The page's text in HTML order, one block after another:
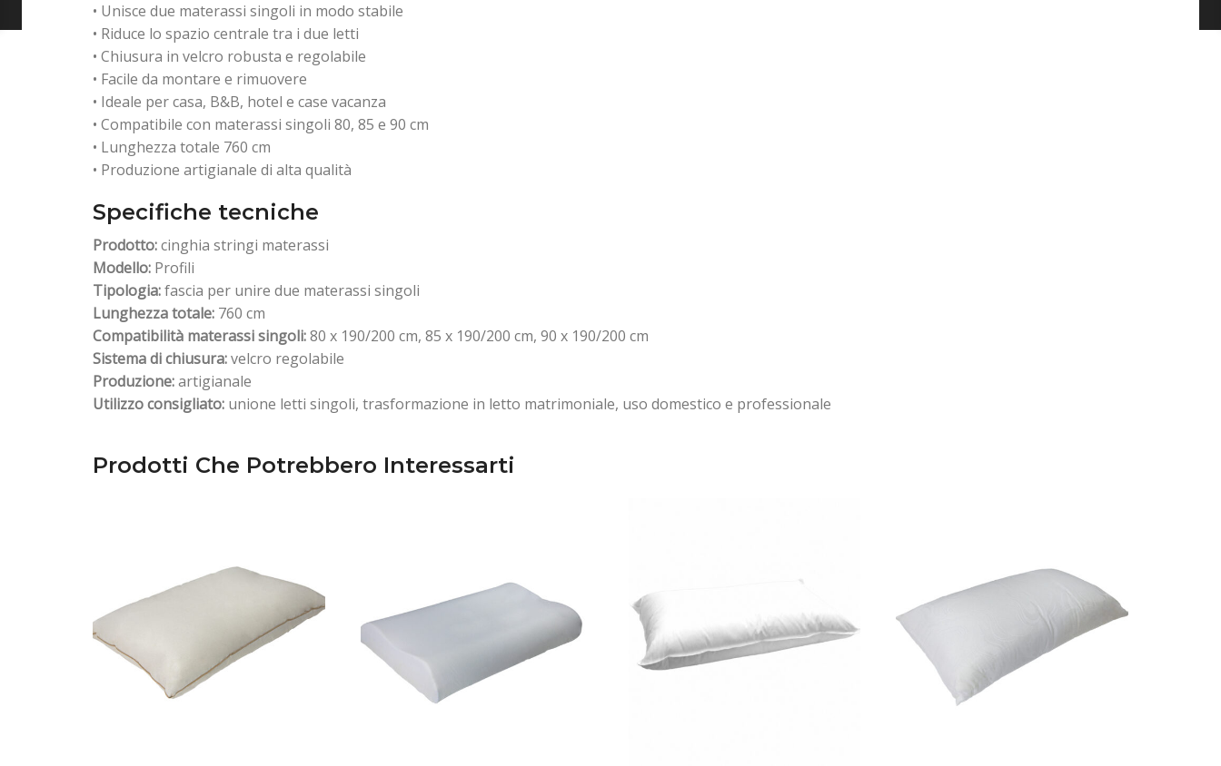
• Unisce due materassi singoli in modo stabile
• Riduce lo spazio centrale tra i due letti
• Chiusura in velcro robusta e regolabile
• Facile da montare e rimuovere
• Ideale per casa, B&B, hotel e case vacanza
• Compatibile con materassi singoli 80, 85 e 90 cm
• Lunghezza totale 760 cm
• Produzione artigianale di alta qualità
Specifiche tecniche
Prodotto:cinghia stringi materassi
Modello: Profili
Tipologia:fascia per unire due materassi singoli
Lunghezza totale: 760 cm
Compatibilità materassi singoli:80 x 190/200 cm, 85 x 190/200 cm, 90 x 190/200 cm
Sistema di chiusura:velcro regolabile
Produzione:artigianale
Utilizzo consigliato: unione letti singoli, trasformazione in letto matrimoniale, uso domestico e professionale
Prodotti Che Potrebbero Interessarti